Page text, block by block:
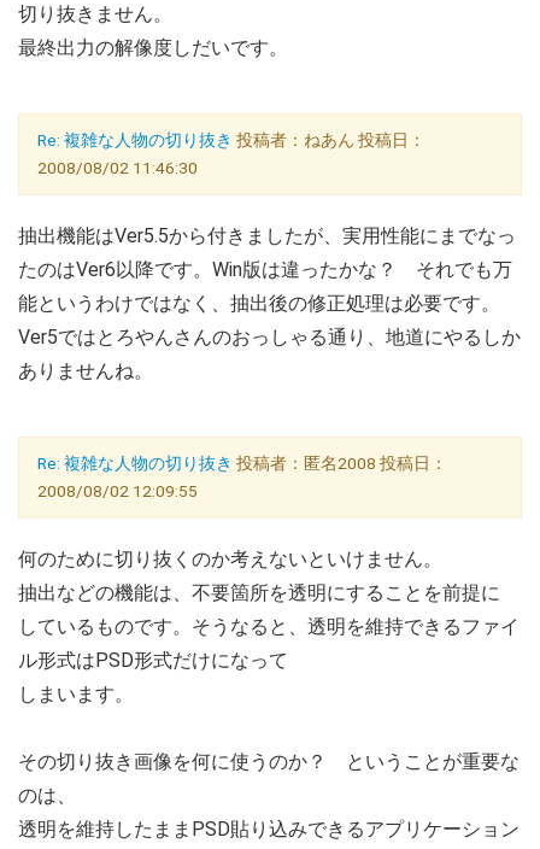
切り抜きません。
最終出力の解像度しだいです。
Re: 複雑な人物の切り抜き 投稿者：ねあん 投稿日：
2008/08/02 11:46:30
抽出機能はVer5.5から付きましたが、実用性能にまでなっ
たのはVer6以降です。Win版は違ったかな？ それでも万
能というわけではなく、抽出後の修正処理は必要です。
Ver5ではとろやんさんのおっしゃる通り、地道にやるしか
ありませんね。
Re: 複雑な人物の切り抜き 投稿者：匿名2008 投稿日：
2008/08/02 12:09:55
何のために切り抜くのか考えないといけません。
抽出などの機能は、不要箇所を透明にすることを前提に
しているものです。そうなると、透明を維持できるファイ
ル形式はPSD形式だけになって
しまいます。
その切り抜き画像を何に使うのか？ ということが重要な
のは、
透明を維持したままPSD貼り込みできるアプリケーション